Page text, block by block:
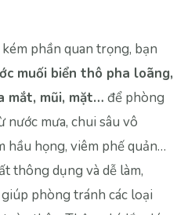
phần quan trọng, bạn
muối biển thô pha loãng,
mắt, mũi, mặt… để phòng
mưa, chui sâu vô
hầu họng, viêm phế quản…
thông dụng và dễ làm,
phòng tránh các loại